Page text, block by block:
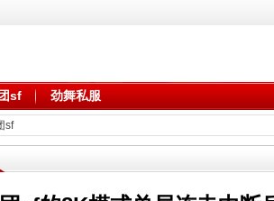
sf 劲舞私服
sf